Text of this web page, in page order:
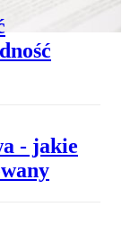
- jakie